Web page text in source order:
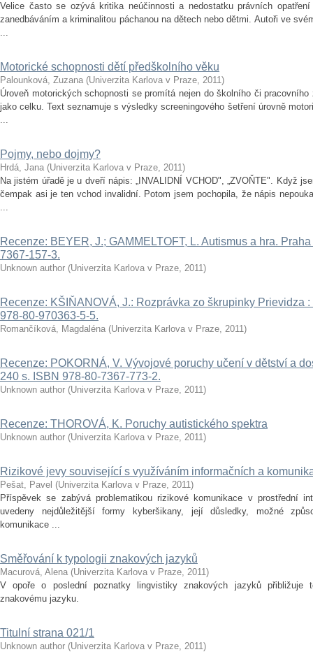
Velice často se ozývá kritika neúčinnosti a nedostatku právních
zanedbáváním a kriminalitou páchanou na dětech nebo dětmi. Autoři ve
...
Motorické schopnosti dětí předškolního věku
Palounková, Zuzana (Univerzita Karlova v Praze, 2011)
Úroveň motorických schopnosti se promítá nejen do školního či
jako celku. Text seznamuje s výsledky screeningového šetření úrovně
...
Pojmy, nebo dojmy?
Hrdá, Jana (Univerzita Karlova v Praze, 2011)
Na jistém úřadě je u dveří nápis: „INVALIDNÍ VCHOD", „ZVOŇTE". Když
čempak asi je ten vchod invalidní. Potom jsem pochopila, že nápis
...
Recenze: BEYER, J.; GAMMELTOFT, L. Autismus a hra.
7367-157-3.
Unknown author (Univerzita Karlova v Praze, 2011)
Recenze: KŠIŇANOVÁ, J.: Rozprávka zo škrupinky Prievidza
978-80-970363-5-5.
Romančíková, Magdaléna (Univerzita Karlova v Praze, 2011)
Recenze: POKORNÁ, V. Vývojové poruchy učení v dětství a
240 s. ISBN 978-80-7367-773-2.
Unknown author (Univerzita Karlova v Praze, 2011)
Recenze: THOROVÁ, K. Poruchy autistického spektra
Unknown author (Univerzita Karlova v Praze, 2011)
Rizikové jevy související s využíváním informačních a
Pešat, Pavel (Univerzita Karlova v Praze, 2011)
Příspěvek se zabývá problematikou rizikové komunikace v prostřední
uvedeny nejdůležitější formy kyberšikany, její důsledky, možné
komunikace ...
Směřování k typologii znakových jazyků
Macurová, Alena (Univerzita Karlova v Praze, 2011)
V opoře o poslední poznatky lingvistiky znakových jazyků přibližuje
znakovému jazyku.
Titulní strana 021/1
Unknown author (Univerzita Karlova v Praze, 2011)